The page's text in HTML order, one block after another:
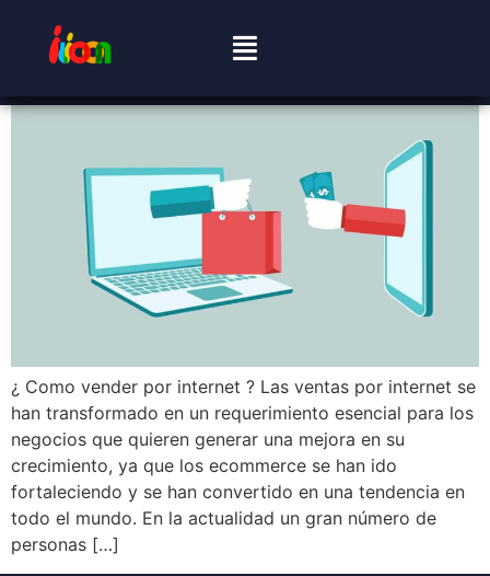
¿ Como vender por internet ? Las ventas por internet se
han transformado en un requerimiento esencial para los
negocios que quieren generar una mejora en su
crecimiento, ya que los ecommerce se han ido
fortaleciendo y se han convertido en una tendencia en
todo el mundo. En la actualidad un gran número de
personas […]